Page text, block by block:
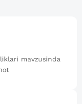
mavzusinda